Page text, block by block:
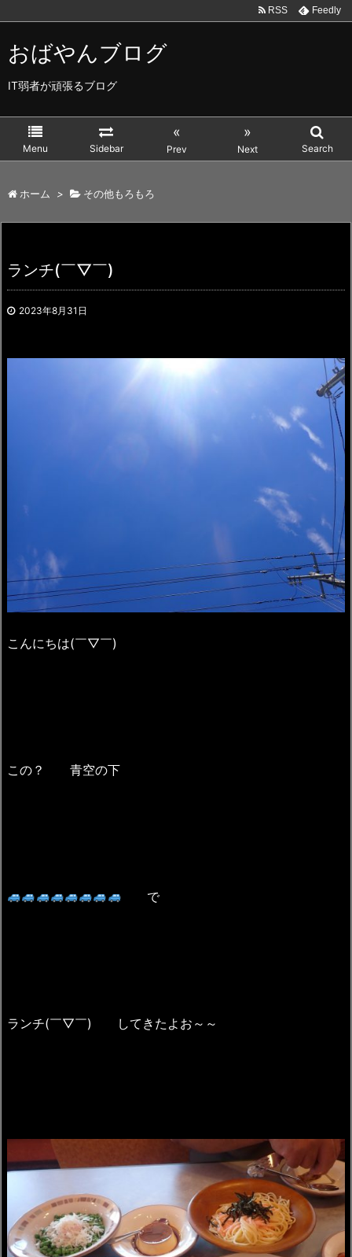
おばやんブログ
IT弱者が頑張るブログ
Menu Sidebar
«
Prev
»
Next Search
RSS Feedly
ホーム > その他もろもろ
ランチ(￣▽￣)
2023年8月31日
こんにちは(￣▽￣)
この？ 青空の下
で
ランチ(￣▽￣) してきたよお～～